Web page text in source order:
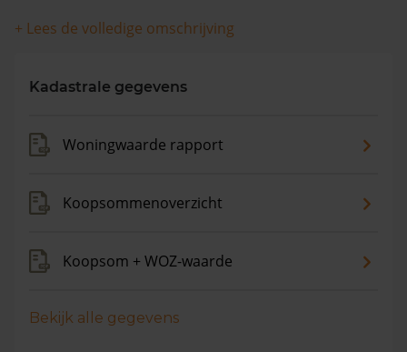
Wanneer we naar de laatste 12 maanden kijken
verkocht. De gemiddelde huizenprijs is €530.511. De
gestegen.
+ Lees de volledige omschrijving
Kadastrale gegevens
Woningwaarde rapport
Koopsommenoverzicht
Koopsom + WOZ-waarde
Bekijk alle gegevens